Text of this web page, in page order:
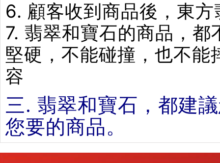
6. 顧客收到商品後，東
7. 翡翠和寶石的商品，
堅硬，不能碰撞，也不
容
三. 翡翠和寶石，都建
您要的商品。